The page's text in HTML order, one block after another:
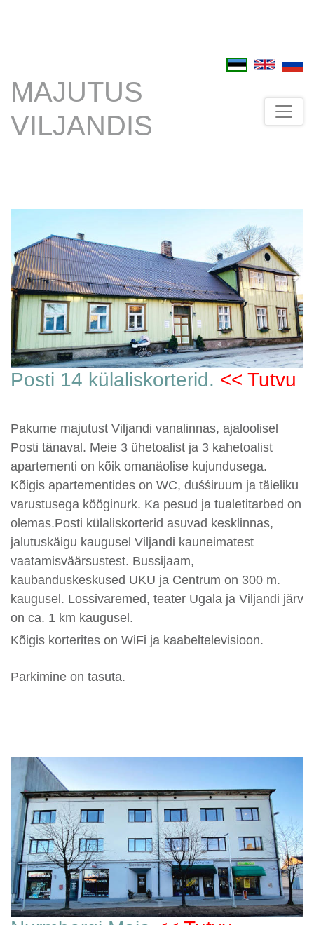
MAJUTUS
VILJANDIS
Posti 14 külaliskorterid. << Tutvu
Pakume majutust Viljandi vanalinnas, ajaloolisel
Posti tänaval. Meie 3 ühetoalist ja 3 kahetoalist
apartementi on kõik omanäolise kujundusega.
Kõigis apartementides on WC, duśśiruum ja täieliku
varustusega kööginurk. Ka pesud ja tualetitarbed on
olemas.Posti külaliskorterid asuvad kesklinnas,
jalutuskäigu kaugusel Viljandi kauneimatest
vaatamisväärsustest. Bussijaam,
kaubanduskeskused UKU ja Centrum on 300 m.
kaugusel. Lossivaremed, teater Ugala ja Viljandi järv
on ca. 1 km kaugusel.
Kõigis korterites on WiFi ja kaabeltelevisioon.
Parkimine on tasuta.